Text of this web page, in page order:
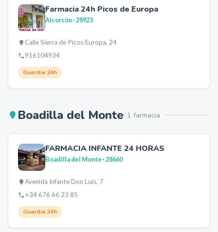
Farmacia 24h Picos de Europa
Alcorcón· 28923
Calle Sierra de Picos Europa, 24
916104934
Guardia 24h
Boadilla del Monte· 1 farmacia
FARMACIA INFANTE 24 HORAS
Boadilla del Monte· 28660
Avenida Infante Don Luis, 7
+34 676 66 23 85
Guardia 24h